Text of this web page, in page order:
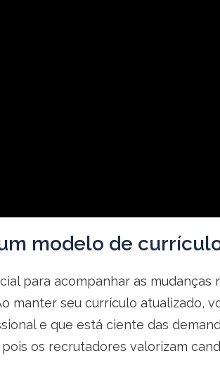
modelo de
para acompanhar as
manter seu currículo
e que está ciente das
os recrutadores valorizam